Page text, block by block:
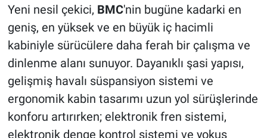
Yeni nesil çekici, BMC'nin bugüne kadarki en
geniş, en yüksek ve en büyük iç hacimli
kabiniyle sürücülere daha ferah bir çalışma ve
dinlenme alanı sunuyor. Dayanıklı şasi yapısı,
gelişmiş havalı süspansiyon sistemi ve
ergonomik kabin tasarımı uzun yol sürüşlerinde
konforu artırırken; elektronik fren sistemi,
elektronik denge kontrol sistemi ve yokuş